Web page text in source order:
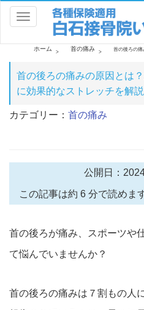
Toggle
navigation
ホーム 首の痛み 首の後ろの痛
首の後ろの痛みの原因とは
に効果的なストレッチを解説
カテゴリー： 首の痛み
公開日：
この記事は約 6 分で読めます
首の後ろが痛み、スポーツや仕
て悩んでいませんか？
首の後ろの痛みは７割もの人